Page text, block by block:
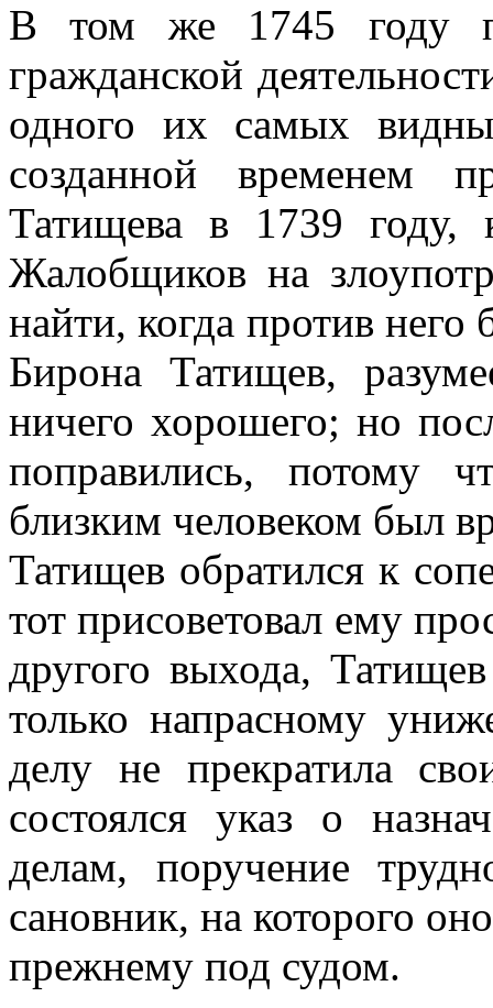
В том же 1745 году
гражданской
одного их самых
созданной временем
Татищева в 1739 году,
Жалобщиков на
найти, когда против
Бирона Татищев,
ничего хорошего; но
поправились, потому
близким человеком был
Татищев обратился к
тот присоветовал ему
другого выхода,
только напрасному
делу не прекратила
состоялся указ о
делам, поручение
сановник, на которого
прежнему под судом.